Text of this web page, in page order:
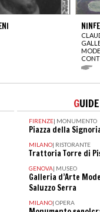
GUIDE
FIRENZE| MONUMENTO
Piazza della
MILANO| RISTORANTE
Trattoria Torre di
GENOVA| MUSEO
Galleria d’Arte
Saluzzo Serra
MILANO| OPERA